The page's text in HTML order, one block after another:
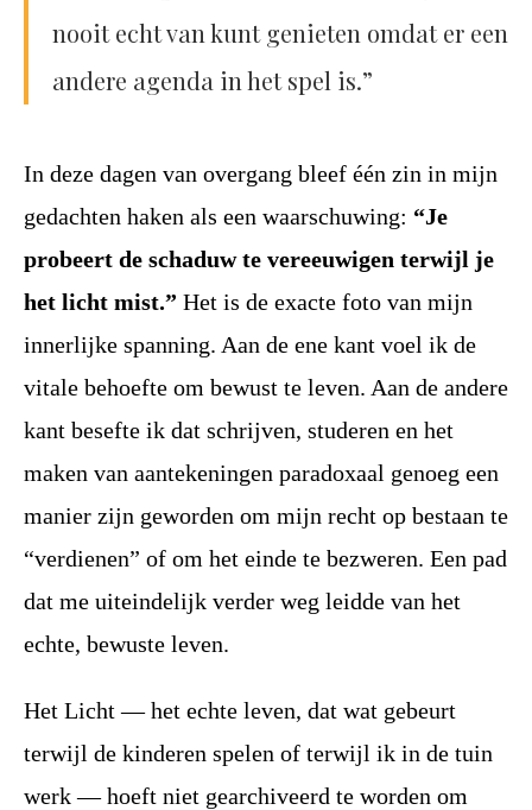
nooit echt van kunt genieten omdat er een
andere agenda in het spel is.”
In deze dagen van overgang bleef één zin in mijn
gedachten haken als een waarschuwing: “Je
probeert de schaduw te vereeuwigen terwijl je
het licht mist.” Het is de exacte foto van mijn
innerlijke spanning. Aan de ene kant voel ik de
vitale behoefte om bewust te leven. Aan de andere
kant besefte ik dat schrijven, studeren en het
maken van aantekeningen paradoxaal genoeg een
manier zijn geworden om mijn recht op bestaan te
“verdienen” of om het einde te bezweren. Een pad
dat me uiteindelijk verder weg leidde van het
echte, bewuste leven.
Het Licht — het echte leven, dat wat gebeurt
terwijl de kinderen spelen of terwijl ik in de tuin
werk — hoeft niet gearchiveerd te worden om